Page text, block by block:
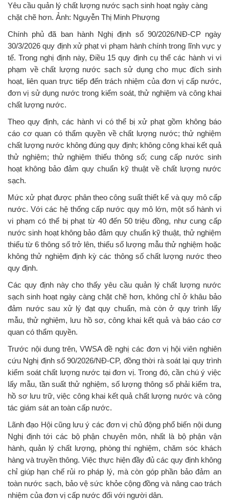
Yêu cầu quản lý chất lượng nước sạch sinh hoạt ngày càng
chặt chẽ hơn. Ảnh: Nguyễn Thị Minh Phượng
Chính phủ đã ban hành Nghị định số 90/2026/NĐ-CP ngày
30/3/2026 quy định xử phạt vi phạm hành chính trong lĩnh vực y
tế. Trong nghị định này, Điều 15 quy định cụ thể các hành vi vi
phạm về chất lượng nước sạch sử dụng cho mục đích sinh
hoạt, liên quan trực tiếp đến trách nhiệm của đơn vị cấp nước,
đơn vị sử dụng nước trong kiểm soát, thử nghiệm và công khai
chất lượng nước.
Theo quy định, các hành vi có thể bị xử phạt gồm không báo
cáo cơ quan có thẩm quyền về chất lượng nước; thử nghiệm
chất lượng nước không đúng quy định; không công khai kết quả
thử nghiệm; thử nghiệm thiếu thông số; cung cấp nước sinh
hoạt không bảo đảm quy chuẩn kỹ thuật về chất lượng nước
sạch.
Mức xử phạt được phân theo công suất thiết kế và quy mô cấp
nước. Với các hệ thống cấp nước quy mô lớn, một số hành vi
vi phạm có thể bị phạt từ 40 đến 50 triệu đồng, như cung cấp
nước sinh hoạt không bảo đảm quy chuẩn kỹ thuật, thử nghiệm
thiếu từ 6 thông số trở lên, thiếu số lượng mẫu thử nghiệm hoặc
không thử nghiệm định kỳ các thông số chất lượng nước theo
quy định.
Các quy định này cho thấy yêu cầu quản lý chất lượng nước
sạch sinh hoạt ngày càng chặt chẽ hơn, không chỉ ở khâu bảo
đảm nước sau xử lý đạt quy chuẩn, mà còn ở quy trình lấy
mẫu, thử nghiệm, lưu hồ sơ, công khai kết quả và báo cáo cơ
quan có thẩm quyền.
Trước nội dung trên, VWSA đề nghị các đơn vị hội viên nghiên
cứu Nghị định số 90/2026/NĐ-CP, đồng thời rà soát lại quy trình
kiểm soát chất lượng nước tại đơn vị. Trong đó, cần chú ý việc
lấy mẫu, tần suất thử nghiệm, số lượng thông số phải kiểm tra,
hồ sơ lưu trữ, việc công khai kết quả chất lượng nước và công
tác giám sát an toàn cấp nước.
Lãnh đạo Hội cũng lưu ý các đơn vị chủ động phổ biến nội dung
Nghị định tới các bộ phận chuyên môn, nhất là bộ phận vận
hành, quản lý chất lượng, phòng thí nghiệm, chăm sóc khách
hàng và truyền thông. Việc thực hiện đầy đủ các quy định không
chỉ giúp hạn chế rủi ro pháp lý, mà còn góp phần bảo đảm an
toàn nước sạch, bảo vệ sức khỏe cộng đồng và nâng cao trách
nhiệm của đơn vị cấp nước đối với người dân.